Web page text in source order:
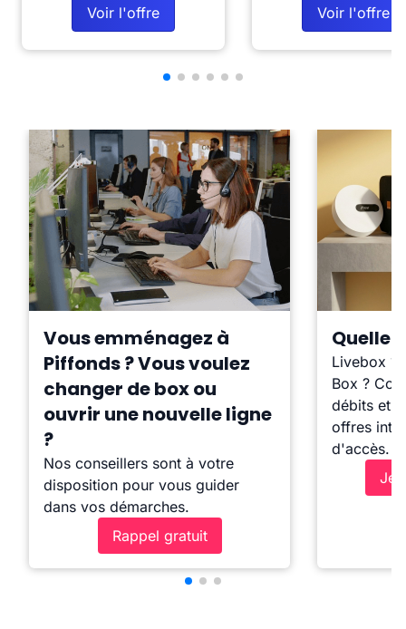
Voir l'offre Voir l'offre
Vous emménagez à
Piffonds ? Vous voulez
changer de box ou
ouvrir une nouvelle ligne
?
Nos conseillers sont à votre
disposition pour vous guider
dans vos démarches.
Rappel gratuit
Quelle
Livebox ?
Box ?
débits et
offres
d'accès.
Je